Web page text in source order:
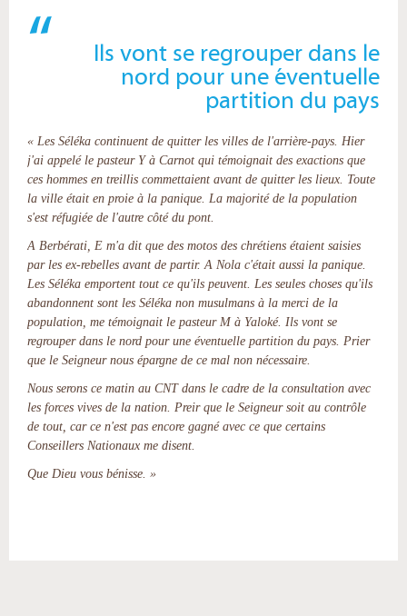
Ils vont se regrouper dans le
nord pour une éventuelle
partition du pays
« Les Séléka continuent de quitter les villes de l'arrière-pays. Hier
j'ai appelé le pasteur Y à Carnot qui témoignait des exactions que
ces hommes en treillis commettaient avant de quitter les lieux. Toute
la ville était en proie à la panique. La majorité de la population
s'est réfugiée de l'autre côté du pont.
A Berbérati, E m'a dit que des motos des chrétiens étaient saisies
par les ex-rebelles avant de partir. A Nola c'était aussi la panique.
Les Séléka emportent tout ce qu'ils peuvent. Les seules choses qu'ils
abandonnent sont les Séléka non musulmans à la merci de la
population, me témoignait le pasteur M à Yaloké. Ils vont se
regrouper dans le nord pour une éventuelle partition du pays. Prier
que le Seigneur nous épargne de ce mal non nécessaire.
Nous serons ce matin au CNT dans le cadre de la consultation avec
les forces vives de la nation. Preir que le Seigneur soit au contrôle
de tout, car ce n'est pas encore gagné avec ce que certains
Conseillers Nationaux me disent.
Que Dieu vous bénisse. »